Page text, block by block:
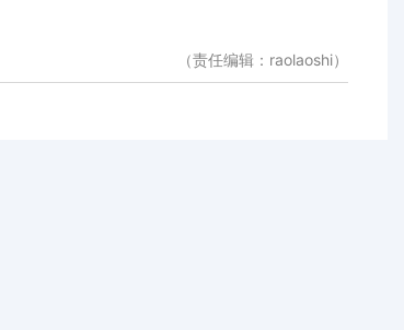
（责任编辑：raolaoshi）